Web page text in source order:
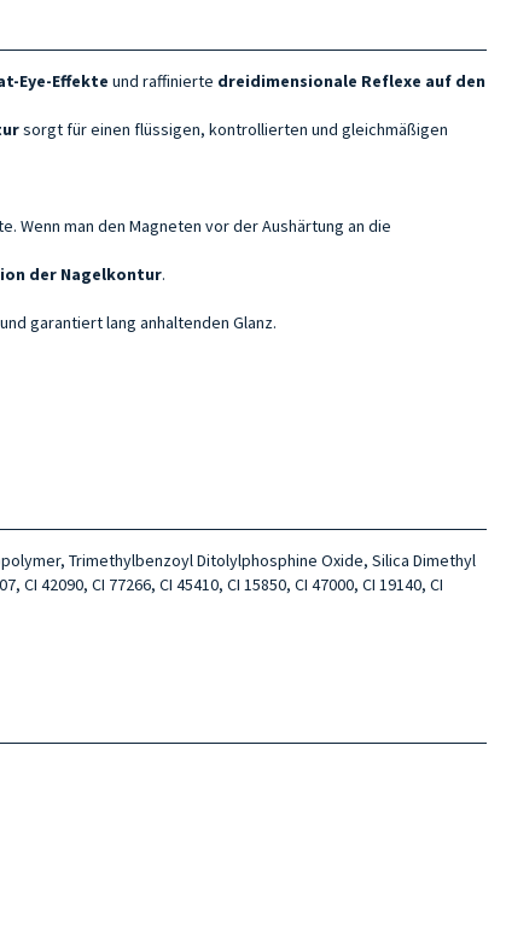
Eye-Effekte und raffinierte dreidimensionale Reflexe auf den
sorgt für einen flüssigen, kontrollierten und gleichmäßigen
man den Magneten vor der Aushärtung an die
der Nagelkontur.
garantiert lang anhaltenden Glanz.
Trimethylbenzoyl Ditolylphosphine Oxide, Silica Dimethyl
42090, CI 77266, CI 45410, CI 15850, CI 47000, CI 19140, CI